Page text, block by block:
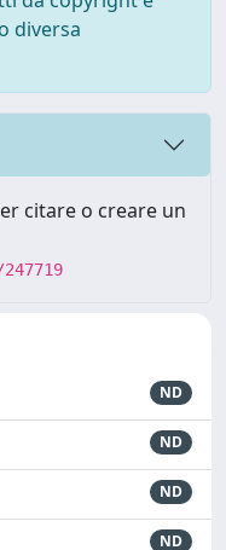
diversa
citare o creare un
ND
ND
ND
ND